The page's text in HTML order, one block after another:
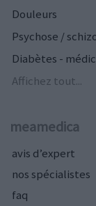
Douleurs
Psychose /
Diabètes -
Affichez tout...
meamedica
avis d’expert
nos spécialistes
faq